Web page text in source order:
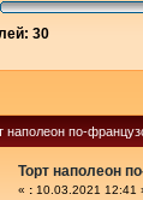
30
наполеон по-
Торт наполеон
« : 10.03.2021 12:41